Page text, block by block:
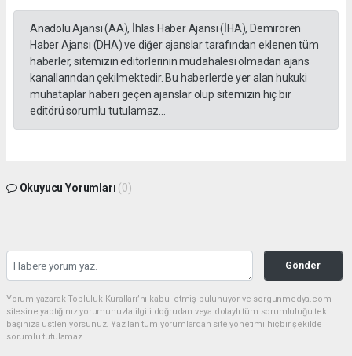
Anadolu Ajansı (AA), İhlas Haber Ajansı (İHA), Demirören
Haber Ajansı (DHA) ve diğer ajanslar tarafından eklenen tüm
haberler, sitemizin editörlerinin müdahalesi olmadan ajans
kanallarından çekilmektedir. Bu haberlerde yer alan hukuki
muhataplar haberi geçen ajanslar olup sitemizin hiç bir
editörü sorumlu tutulamaz...
Okuyucu Yorumları (0)
Gönder
Yorum yazarak Topluluk Kuralları’nı kabul etmiş bulunuyor ve sorgunmedya.com
sitesine yaptığınız yorumunuzla ilgili doğrudan veya dolaylı tüm sorumluluğu tek
başınıza üstleniyorsunuz. Yazılan tüm yorumlardan site yönetimi hiçbir şekilde
sorumlu tutulamaz.